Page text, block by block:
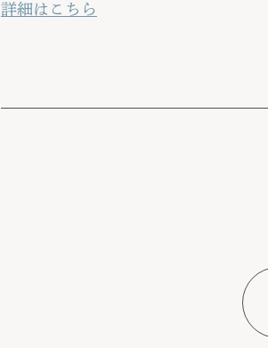
詳細はこちら